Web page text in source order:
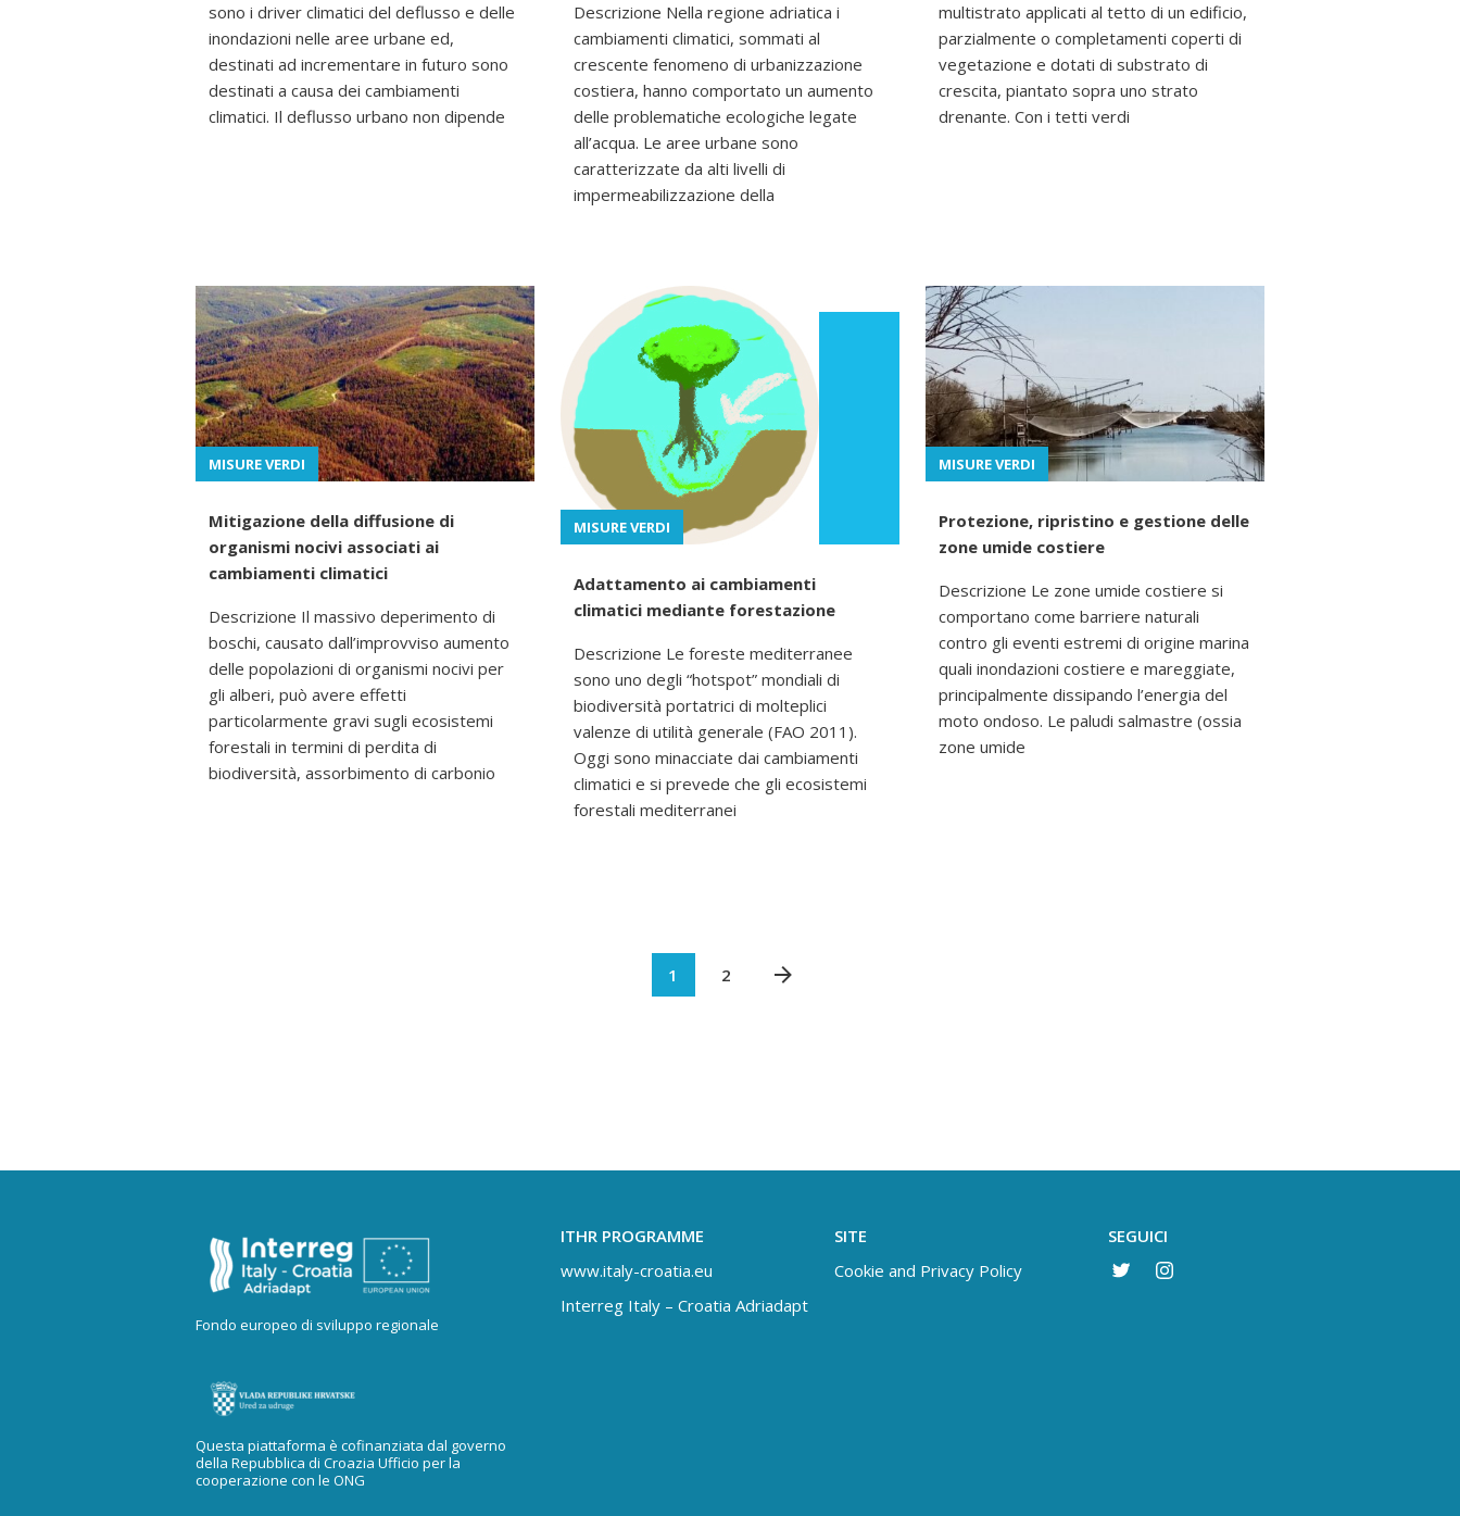
sono i driver climatici del deflusso e delle
inondazioni nelle aree urbane ed,
destinati ad incrementare in futuro sono
destinati a causa dei cambiamenti
climatici. Il deflusso urbano non dipende
Descrizione Nella regione adriatica i
cambiamenti climatici, sommati al
crescente fenomeno di urbanizzazione
costiera, hanno comportato un aumento
delle problematiche ecologiche legate
all’acqua. Le aree urbane sono
caratterizzate da alti livelli di
impermeabilizzazione della
multistrato applicati al tetto di un edificio,
parzialmente o completamenti coperti di
vegetazione e dotati di substrato di
crescita, piantato sopra uno strato
drenante. Con i tetti verdi
MISURE VERDI
Mitigazione della diffusione di
organismi nocivi associati ai
cambiamenti climatici
Descrizione Il massivo deperimento di
boschi, causato dall’improvviso aumento
delle popolazioni di organismi nocivi per
gli alberi, può avere effetti
particolarmente gravi sugli ecosistemi
forestali in termini di perdita di
biodiversità, assorbimento di carbonio
MISURE VERDI
Adattamento ai cambiamenti
climatici mediante forestazione
Descrizione Le foreste mediterranee
sono uno degli “hotspot” mondiali di
biodiversità portatrici di molteplici
valenze di utilità generale (FAO 2011).
Oggi sono minacciate dai cambiamenti
climatici e si prevede che gli ecosistemi
forestali mediterranei
MISURE VERDI
Protezione, ripristino e gestione delle
zone umide costiere
Descrizione Le zone umide costiere si
comportano come barriere naturali
contro gli eventi estremi di origine marina
quali inondazioni costiere e mareggiate,
principalmente dissipando l’energia del
moto ondoso. Le paludi salmastre (ossia
zone umide
1 2
Fondo europeo di sviluppo regionale
Questa piattaforma è cofinanziata dal governo
della Repubblica di Croazia Ufficio per la
cooperazione con le ONG
ITHR PROGRAMME
www.italy-croatia.eu
Interreg Italy – Croatia Adriadapt
SITE
Cookie and Privacy Policy
SEGUICI